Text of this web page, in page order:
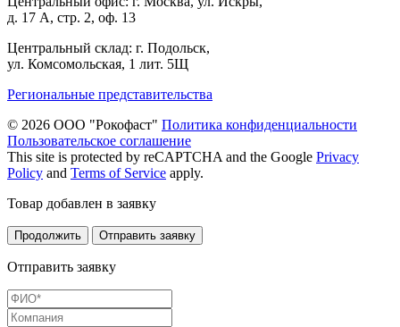
д. 17 А, стр. 2, оф. 13
Центральный склад: г. Подольск,
ул. Комсомольская, 1 лит. 5Щ
Региональные представительства
© 2026 ООО "Рокофаст" Политика конфиденциальности
Пользовательское соглашение
This site is protected by reCAPTCHA and the Google Privacy
Policy and Terms of Service apply.
Товар добавлен в заявку
Продолжить Отправить заявку
Отправить заявку